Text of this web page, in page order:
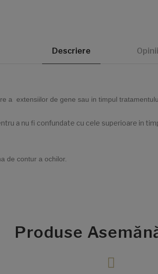
Descriere
a extensiilor de gene sau in timpul
a nu fi confundate cu cele superioare in
de contur a ochilor.
Produse